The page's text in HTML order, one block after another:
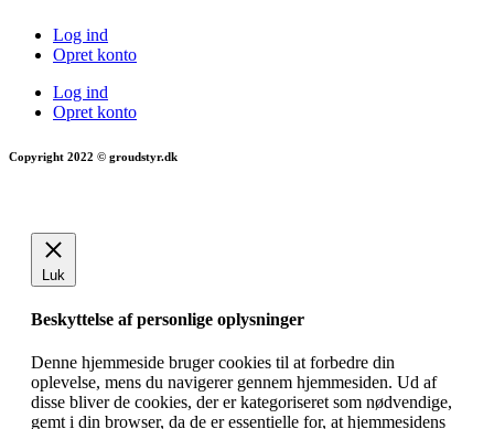
Log ind
Opret konto
Log ind
Opret konto
Copyright 2022 © groudstyr.dk
Luk
Beskyttelse af personlige oplysninger
Denne hjemmeside bruger cookies til at forbedre din
oplevelse, mens du navigerer gennem hjemmesiden. Ud af
disse bliver de cookies, der er kategoriseret som nødvendige,
gemt i din browser, da de er essentielle for, at hjemmesidens